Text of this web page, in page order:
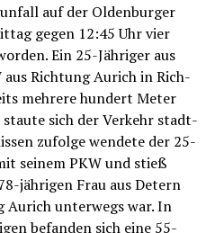
auf der Olden­bur­ger
gegen 12:45 Uhr vier
Ein 25-Jäh­ri­ger aus
aus Rich­tung Aurich in Rich­
meh­re­re hun­dert Meter
sich der Ver­kehr stadt­
zufol­ge wen­de­te der 25-
sei­nem PKW und stieß
jäh­ri­gen Frau aus Detern
Aurich unter­wegs war. In
befan­den sich eine 55-